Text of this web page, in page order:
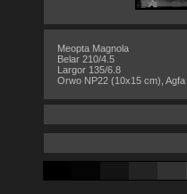
Meopta Magnola
Belar 210/4.5
Largor 135/6.8
Orwo NP22 (10x15 cm),